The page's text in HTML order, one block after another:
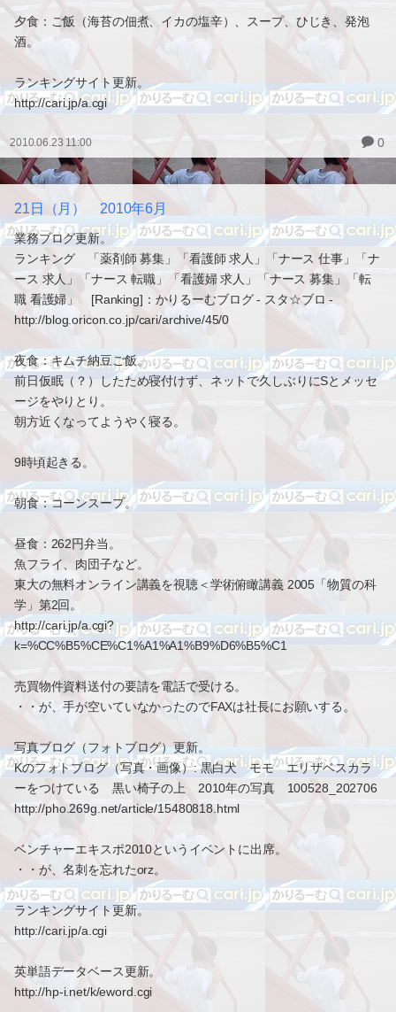
夕食：ご飯（海苔の佃煮、イカの塩辛）、スープ、ひじき、発泡
酒。
ランキングサイト更新。
http://cari.jp/a.cgi
2010.06.23 11:00 0
21日（月） 2010年6月
業務ブログ更新。
ランキング 「薬剤師 募集」「看護師 求人」「ナース 仕事」「ナ
ース 求人」「ナース 転職」「看護婦 求人」「ナース 募集」「転
職 看護婦」 [Ranking]：かりるーむブログ - スタ☆ブロ -
http://blog.oricon.co.jp/cari/archive/45/0
夜食：キムチ納豆ご飯。
前日仮眠（？）したため寝付けず、ネットで久しぶりにSとメッセ
ージをやりとり。
朝方近くなってようやく寝る。
9時頃起きる。
朝食：コーンスープ。
昼食：262円弁当。
魚フライ、肉団子など。
東大の無料オンライン講義を視聴＜学術俯瞰講義 2005「物質の科
学」第2回。
http://cari.jp/a.cgi?
k=%CC%B5%CE%C1%A1%A1%B9%D6%B5%C1
売買物件資料送付の要請を電話で受ける。
・・が、手が空いていなかったのでFAXは社長にお願いする。
写真ブログ（フォトブログ）更新。
Kのフォトブログ（写真・画像）: 黒白犬 モモ エリザベスカラ
ーをつけている 黒い椅子の上 2010年の写真 100528_202706
http://pho.269g.net/article/15480818.html
ベンチャーエキスポ2010というイベントに出席。
・・が、名刺を忘れたorz。
ランキングサイト更新。
http://cari.jp/a.cgi
英単語データベース更新。
http://hp-i.net/k/eword.cgi